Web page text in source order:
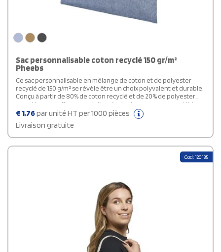
Sac personnalisable coton recyclé 150 gr/m²
Pheebs
Ce sac personnalisable en mélange de coton et de polyester
recyclé de 150 g/m² se révèle être un choix polyvalent et durable.
Conçu à partir de 80% de coton recyclé et de 20% de polyester
recyclé, ce sac offre une solution écologique pour une variété
d'activités telles que les courses, les excursions d'une journée ou
les projets d'artisanat. Sa conception pliable permet un
rangement facile dans des espaces réduits et en fait un
compagnon idéal pour une vie active. Le coton recyclé, issu de
est mélangé à des couleurs similaires, éliminant ainsi le besoin de
teinture supplémentaire. Bien que légères, des variations de
chaque sac est équipé d'un traceur Aware™, permettant aux
utilisateurs de retracer facilement l'origine et le parcours de leur
article via un code QR, renforçant ainsi la transparence de la
chaîne d'approvisionnement. Avec une capacité de charge
maximale de 5 kg et des poignées de 31 cm de longueur, ce sac
allie fonctionnalité, durabilité et éco-responsabilité. Ses
dimensions de 38x28 cm en font un accessoire pratique pour une
€1,76par unité HT per 1000 pièces
Livraison gratuite
Cod: 120135